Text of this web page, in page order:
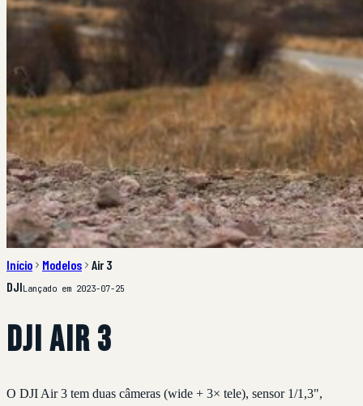
Início Modelos
Air 3
DJILançado em 2023-07-25
DJI Air 3
O DJI Air 3 tem duas câmeras (wide + 3× tele), sensor 1/1,3",